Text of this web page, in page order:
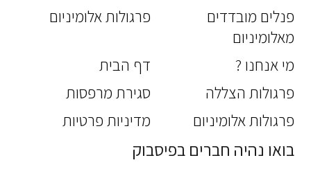
פנלים מובדדים
מאלומיניום
פרגולות אלומיניום
מי אנחנו ?
דף הבית
פרגולות הצללה
סגירת מרפסות
פרגולות אלומיניום
מדיניות פרטיות
בואו נהיה חברים בפיסבוק